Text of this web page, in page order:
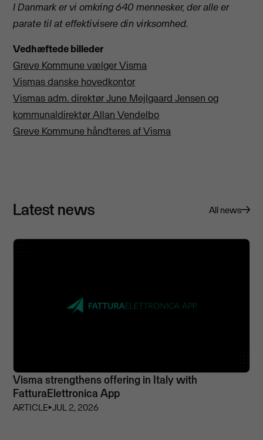
I Danmark er vi omkring 640 mennesker, der alle er
parate til at effektivisere din virksomhed.
Vedhæftede billeder
Greve Kommune vælger Visma
Vismas danske hovedkontor
Vismas adm. direktør June Mejlgaard Jensen og
kommunaldirektør Allan Vendelbo
Greve Kommune håndteres af Visma
Latest news All news
Visma strengthens offering in Italy with
FatturaElettronica App
ARTICLE⏵JUL 2, 2026